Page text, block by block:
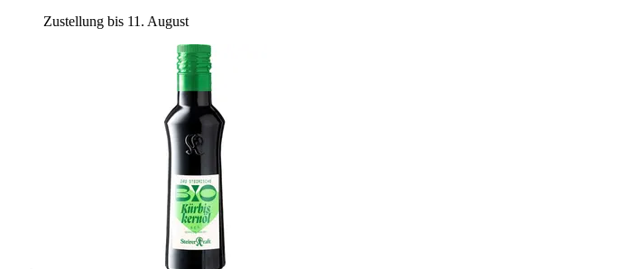
Zustellung bis 11. August